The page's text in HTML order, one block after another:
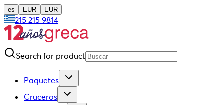
es EUR EUR
215 215 9814
Search for product
Paquetes
Cruceros